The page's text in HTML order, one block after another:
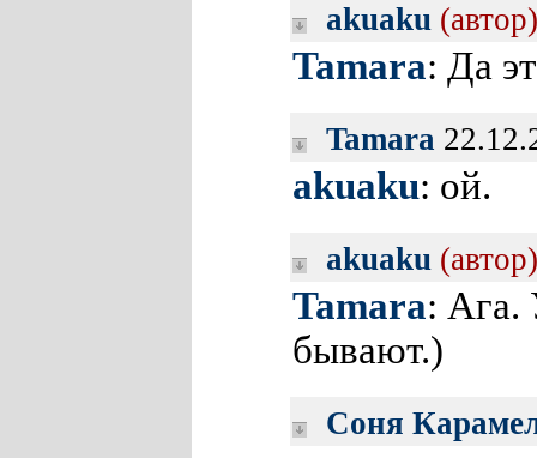
akuaku (автор)
Tamara: Да
Tamara
akuaku: ой.
akuaku (автор)
Tamara: Ага.
бывают.)
Соня